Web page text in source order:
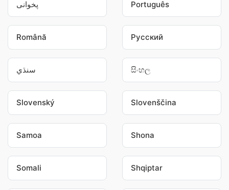
پخوانی Português
Română Pусский
سنڌي සිංහල
Slovenský Slovenščina
Samoa Shona
Somali Shqiptar